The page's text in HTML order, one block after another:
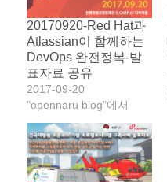
20170920-Red Hat과
Atlassian이 함께하는
DevOps 완전정복-발
표자료 공유
2017-09-20
"opennaru blog"에서